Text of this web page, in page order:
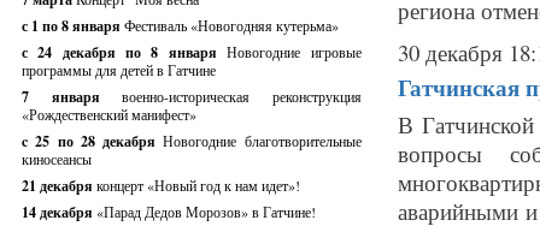
с 1 по 8 января Фестиваль «Новогодняя кутерьма»
с 24 декабря по 8 январяНовогодние игровые
программы для детей в Гатчине
7 январявоенно-историческая реконструкция
«Рождественский манифест»
c 25 по 28 декабряНовогодние благотворительные
киносеансы
21 декабря концерт «Новый год к нам идет»!
14 декабря «Парад Дедов Морозов» в Гатчине!
региона
30 декабря
Гатчинская
В Гатчинской
вопросы
аварийными